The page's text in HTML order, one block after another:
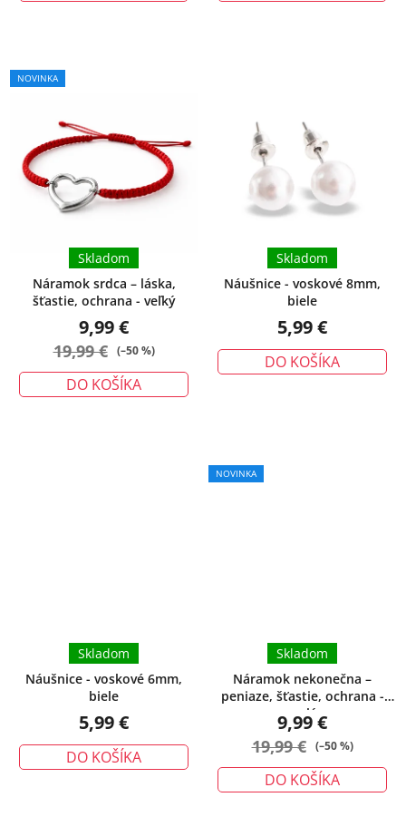
NOVINKA
Náramok srdca – láska,
šťastie, ochrana - veľký
Skladom
9,99 €
19,99 € (–50 %)
DO KOŠÍKA
Náušnice - voskové 8mm,
biele
Skladom
5,99 €
DO KOŠÍKA
Náušnice - voskové 6mm,
biele
Skladom
5,99 €
DO KOŠÍKA
NOVINKA
Náramok nekonečna –
peniaze, šťastie, ochrana -
malý
Skladom
9,99 €
19,99 € (–50 %)
DO KOŠÍKA